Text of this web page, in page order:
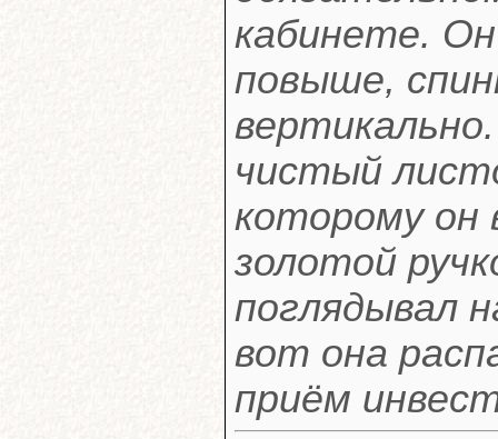
кабинете.
повыше,
чистый
которому он
золотой
поглядывал
вот она
приём